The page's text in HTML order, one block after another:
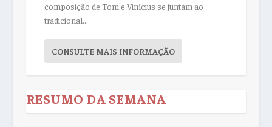
composição de Tom e Vinícius se juntam ao
tradicional...
CONSULTE MAIS INFORMAÇÃO
RESUMO DA SEMANA